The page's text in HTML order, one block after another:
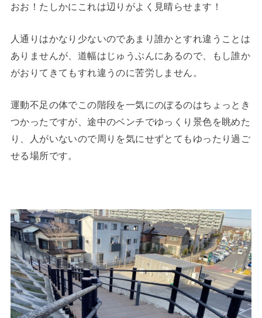
おお！たしかにこれは辺りがよく見晴らせます！
人通りはかなり少ないのであまり誰かとすれ違うことは
ありませんが、道幅はじゅうぶんにあるので、もし誰か
がおりてきてもすれ違うのに苦労しません。
運動不足の体でこの階段を一気にのぼるのはちょっとき
つかったですが、途中のベンチでゆっくり景色を眺めた
り、人がいないので周りを気にせずとてもゆったり過ご
せる場所です。